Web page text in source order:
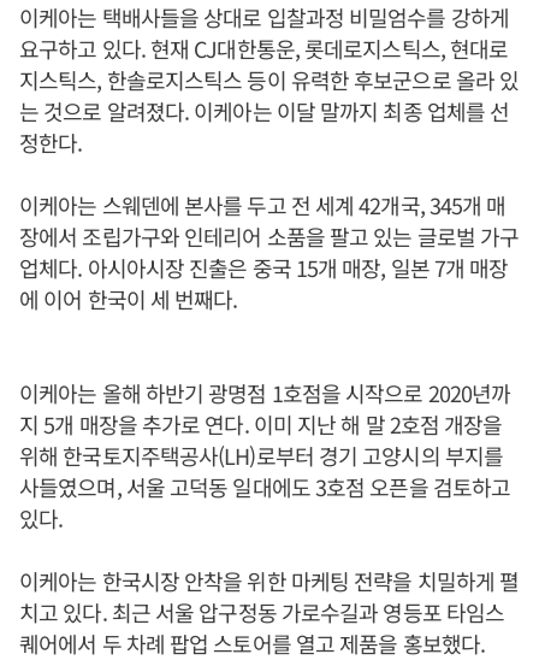
이케아는 택배사들을 상대로 입찰과정 비밀엄수를 강하게
요구하고 있다. 현재 CJ대한통운, 롯데로지스틱스, 현대로
지스틱스, 한솔로지스틱스 등이 유력한 후보군으로 올라 있
는 것으로 알려졌다. 이케아는 이달 말까지 최종 업체를 선
정한다.
이케아는 스웨덴에 본사를 두고 전 세계 42개국, 345개 매
장에서 조립가구와 인테리어 소품을 팔고 있는 글로벌 가구
업체다. 아시아시장 진출은 중국 15개 매장, 일본 7개 매장
에 이어 한국이 세 번째다.
이케아는 올해 하반기 광명점 1호점을 시작으로 2020년까
지 5개 매장을 추가로 연다. 이미 지난 해 말 2호점 개장을
위해 한국토지주택공사(LH)로부터 경기 고양시의 부지를
사들였으며, 서울 고덕동 일대에도 3호점 오픈을 검토하고
있다.
이케아는 한국시장 안착을 위한 마케팅 전략을 치밀하게 펼
치고 있다. 최근 서울 압구정동 가로수길과 영등포 타임스
퀘어에서 두 차례 팝업 스토어를 열고 제품을 홍보했다.